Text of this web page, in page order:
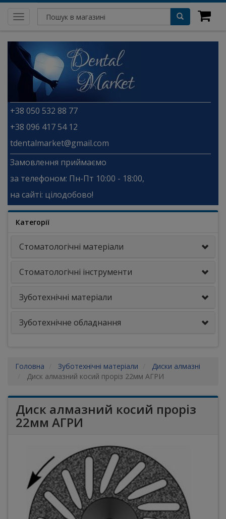
Toggle
navigation
+38 050 532 88 77
+38 096 417 54 12
tdentalmarket@gmail.com
Замовлення приймаємо
за телефоном: Пн-Пт 10:00 - 18:00,
на сайті: цілодобово!
Категорії
Стоматологічні матеріали
Стоматологічні інструменти
Зуботехнічні матеріали
Зуботехнічне обладнання
Головна Зуботехнічні матеріали
Диски алмазні
Диск алмазний косий проріз 22мм АГРИ
Диск алмазний косий проріз
22мм АГРИ